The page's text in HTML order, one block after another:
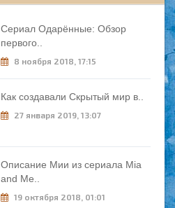
Сериал Одарённые: Обзор
первого..
8 ноября 2018, 17:15
Как создавали Скрытый мир в..
27 января 2019, 13:07
Описание Мии из сериала Mia
and Me..
19 октября 2018, 01:01